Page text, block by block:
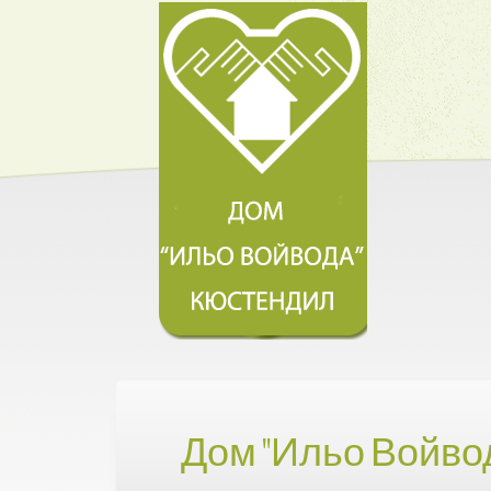
Дом "Ильо